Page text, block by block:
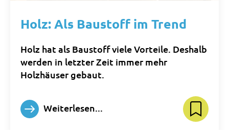
Holz: Als Baustoff im Trend
Holz hat als Baustoff viele Vorteile. Deshalb
werden in letzter Zeit immer mehr
Holzhäuser gebaut.
Weiterlesen...